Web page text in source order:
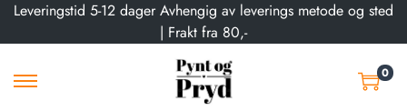
Leveringstid 5-12 dager Avhengig av leverings metode og sted
| Frakt fra 80,-
0